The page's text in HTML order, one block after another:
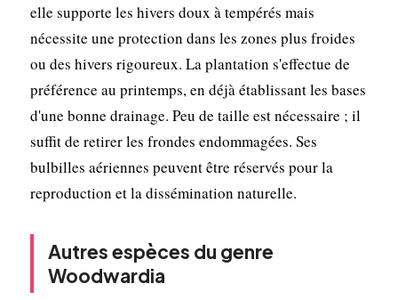
elle supporte les hivers doux à tempérés mais
nécessite une protection dans les zones plus froides
ou des hivers rigoureux. La plantation s'effectue de
préférence au printemps, en déjà établissant les bases
d'une bonne drainage. Peu de taille est nécessaire ; il
suffit de retirer les frondes endommagées. Ses
bulbilles aériennes peuvent être réservés pour la
reproduction et la dissémination naturelle.
Autres espèces du genre
Woodwardia